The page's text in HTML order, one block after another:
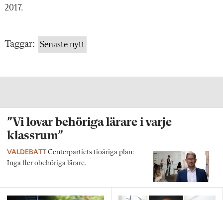
2017.
Taggar: Senaste nytt
”Vi lovar behöriga lärare i varje
klassrum”
VALDEBATT Centerpartiets tioåriga plan:
Inga fler obehöriga lärare.